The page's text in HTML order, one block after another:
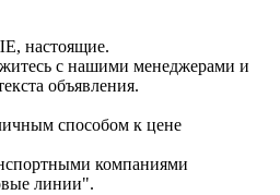
настоящие.
с нашими менеджерами и
объявления.
способом к цене
компаниями
линии".